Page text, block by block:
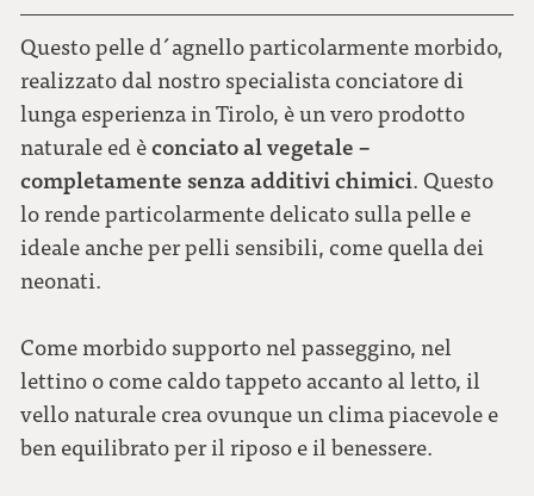
Questo pelle d´agnello particolarmente morbido,
realizzato dal nostro specialista conciatore di
lunga esperienza in Tirolo, è un vero prodotto
naturale ed èconciato al vegetale –
completamente senza additivi chimici. Questo
lo rende particolarmente delicato sulla pelle e
ideale anche per pelli sensibili, come quella dei
neonati.
Come morbido supporto nel passeggino, nel
lettino o come caldo tappeto accanto al letto, il
vello naturale crea ovunque un clima piacevole e
ben equilibrato per il riposo e il benessere.